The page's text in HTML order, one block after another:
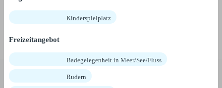
Kinderspielplatz
Freizeitangebot
Badegelegenheit in Meer/See/Fluss
Rudern